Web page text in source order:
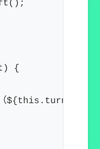
{
${this.turnCount}